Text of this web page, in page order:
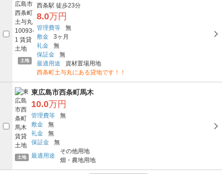
土地
西条駅 徒歩23分
8.0万円
管理費等
無
敷金
3ヶ月
礼金
無
保証金
無
最適用途
資材置場用地
西条町土与丸にある貸地です！！
土地
東広島市西条町馬木
10.0万円
管理費等
無
敷金
無
礼金
無
保証金
無
最適用途
その他用地
畑・農地用地